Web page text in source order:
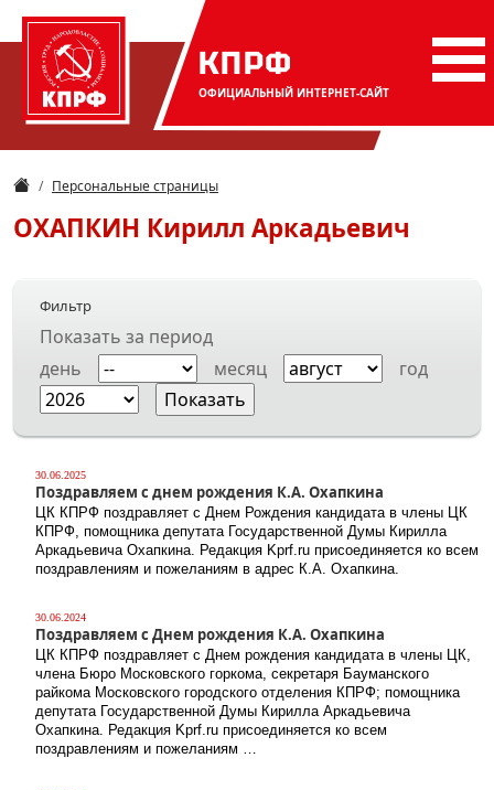
КПРФ
ОФИЦИАЛЬНЫЙ ИНТЕРНЕТ-САЙТ
Персональные страницы
ОХАПКИН Кирилл Аркадьевич
Фильтр
Показать за период
день
месяц год
30.06.2025
Поздравляем с днем рождения К.А. Охапкина
ЦК КПРФ поздравляет с Днем Рождения кандидата в члены ЦК
КПРФ, помощника депутата Государственной Думы Кирилла
Аркадьевича Охапкина. Редакция Kprf.ru присоединяется ко всем
поздравлениям и пожеланиям в адрес К.А. Охапкина.
30.06.2024
Поздравляем с Днем рождения К.А. Охапкина
ЦК КПРФ поздравляет с Днем рождения кандидата в члены ЦК,
члена Бюро Московского горкома, секретаря Бауманского
райкома Московского городского отделения КПРФ; помощника
депутата Государственной Думы Кирилла Аркадьевича
Охапкина. Редакция Kprf.ru присоединяется ко всем
поздравлениям и пожеланиям …